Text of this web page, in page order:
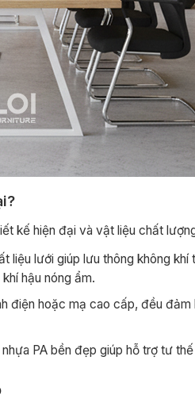
kế hiện đại và vật liệu chất
liệu lưới giúp lưu thông không khí
hậu nóng ẩm.
điện hoặc mạ cao cấp, đều
PA bền đẹp giúp hỗ trợ tư